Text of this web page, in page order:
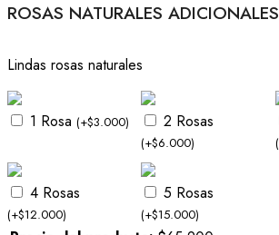
ROSAS NATURALES ADICIONALES
Lindas rosas naturales
1 Rosa (+$3.000) 2 Rosas
(+$6.000) (
4 Rosas
(+$12.000)
5 Rosas
(+$15.000)